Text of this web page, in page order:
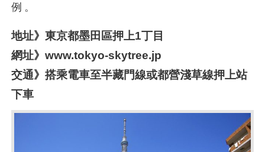
例。
地址》東京都墨田區押上1丁目
網址》www.tokyo-skytree.jp
交通》搭乘電車至半藏門線或都營淺草線押上站
下車